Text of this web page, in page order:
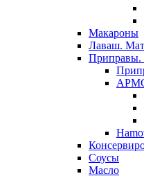
Макароны
Лаваш.
Приправы.
Соусы
Масло